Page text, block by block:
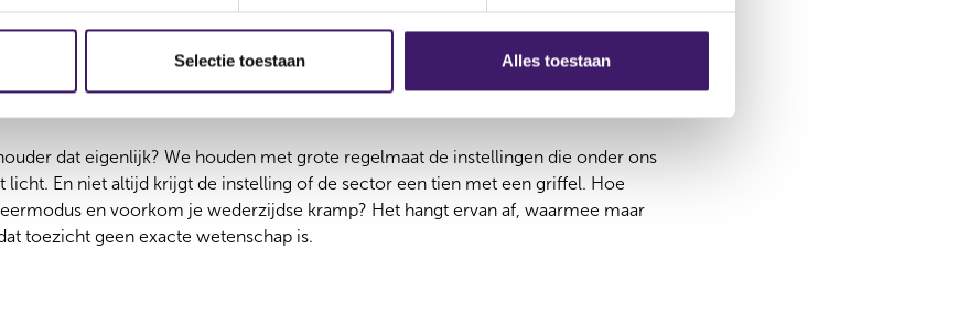
Selectie toestaan Alles toestaan
vuurdoop mogen genieten. En de normale reactie van ons oerbrein op stress
vluchten, bevriezen). Zelfs als de commissie niet per se op bloed uit lijkt,
in de pers en op sociale media. Zelf pleit ik voor een beetje begrip bij al
dat eigenlijk? We houden met grote regelmaat de instellingen die onder ons
licht. En niet altijd krijgt de instelling of de sector een tien met een griffel. Hoe
en voorkom je wederzijdse kramp? Het hangt ervan af, waarmee maar
toezicht geen exacte wetenschap is.